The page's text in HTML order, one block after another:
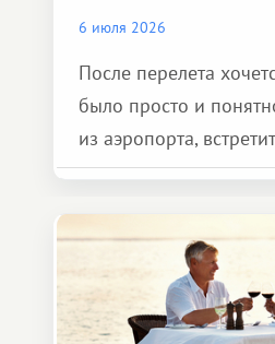
6 июля 2026
После перелета
было просто и
из аэропорта,
представителя
и спокойно доехать